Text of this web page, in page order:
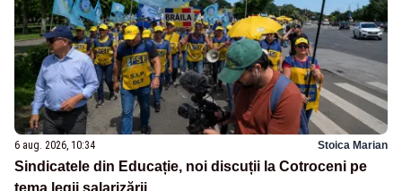
6 aug. 2026, 10:34 Stoica Marian
Sindicatele din Educație, noi discuții la Cotroceni pe
tema legii salarizării